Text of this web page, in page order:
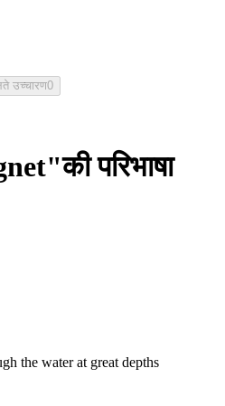
उच्चारण0
परिभाषा
the water at great depths